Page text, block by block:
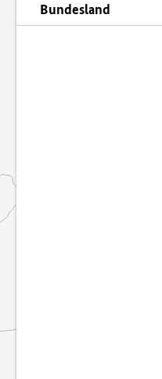
Bundesland